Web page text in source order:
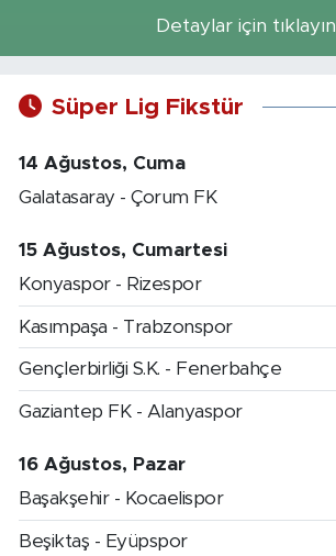
Detaylar için tıklayın
Süper Lig Fikstür
14 Ağustos, Cuma
Galatasaray - Çorum FK
15 Ağustos, Cumartesi
Konyaspor - Rizespor
Kasımpaşa - Trabzonspor
Gençlerbirliği S.K. - Fenerbahçe
Gaziantep FK - Alanyaspor
16 Ağustos, Pazar
Başakşehir - Kocaelispor
Beşiktaş - Eyüpspor